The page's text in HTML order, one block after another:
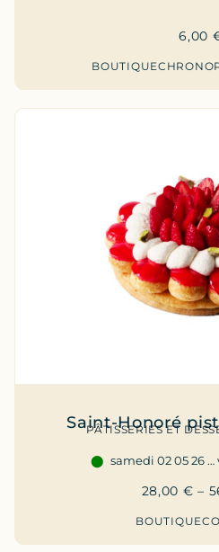
6,00
BOUTIQUE
Saint-Honoré
PÂTISSERIES ET
samedi 02 05 26 …
28,00 € –
BOUTIQUE